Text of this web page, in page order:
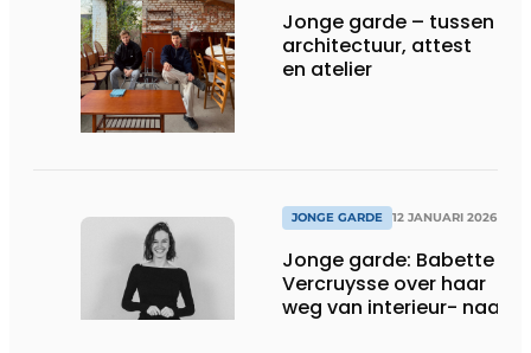
Jonge garde – tussen
architectuur, attest
en atelier
JONGE GARDE 12 JANUARI 2026
Jonge garde: Babette
Vercruysse over haar
weg van interieur- naar